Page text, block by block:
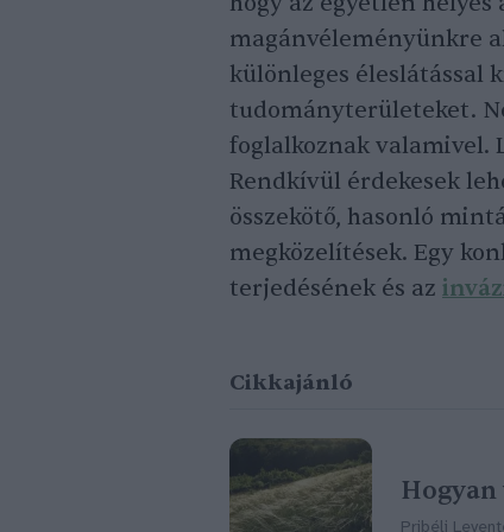
magánvéleményünkre
különleges éleslátással
tudományterületeket.
foglalkoznak valamivel.
Rendkívül érdekesek
összekötő, hasonló
megközelítések. Egy
terjedésének és az
Cikkajánló
Pribéli